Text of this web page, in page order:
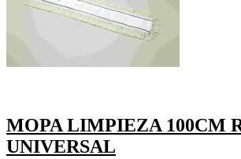
MOPA LIMPIEZA 100CM
UNIVERSAL